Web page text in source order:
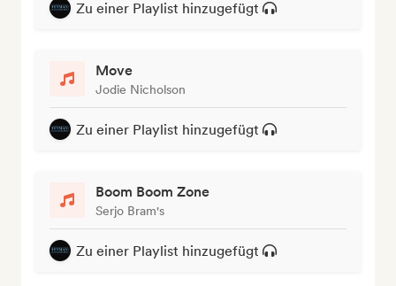
Zu einer Playlist hinzugefügt
Move
Jodie Nicholson
Zu einer Playlist hinzugefügt
Boom Boom Zone
Serjo Bram's
Zu einer Playlist hinzugefügt